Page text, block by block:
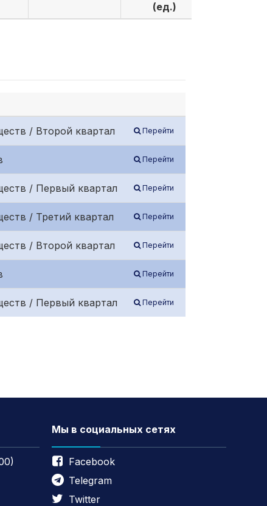
(ед.)
/ Второй квартал Перейти
Перейти
/ Первый квартал Перейти
/ Третий квартал Перейти
/ Второй квартал Перейти
Перейти
/ Первый квартал Перейти
Мы в социальных сетях
Facebook
Telegram
Twitter